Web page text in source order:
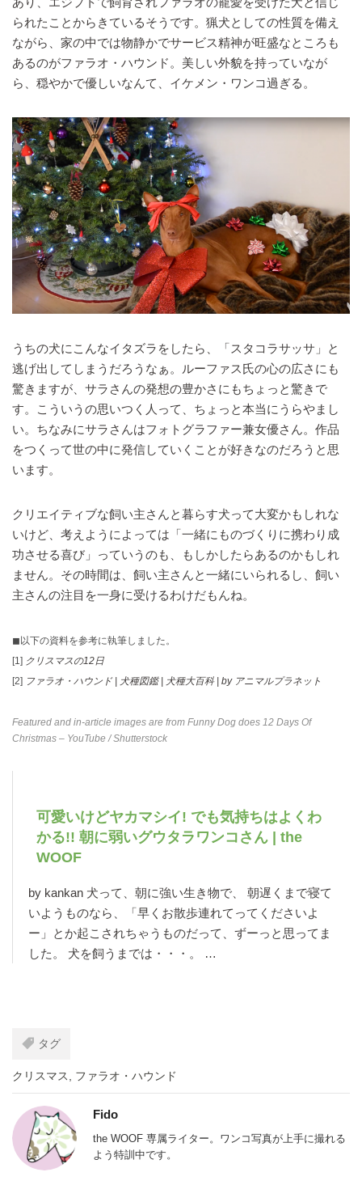
られたことからきているそうです。猟犬としての性質を備え
ながら、家の中では物静かでサービス精神が旺盛なところも
あるのがファラオ・ハウンド。美しい外貌を持っていなが
ら、穏やかで優しいなんて、イケメン・ワンコ過ぎる。
うちの犬にこんなイタズラをしたら、「スタコラサッサ」と
逃げ出してしまうだろうなぁ。ルーファス氏の心の広さにも
驚きますが、サラさんの発想の豊かさにもちょっと驚きで
す。こういうの思いつく人って、ちょっと本当にうらやまし
い。ちなみにサラさんはフォトグラファー兼女優さん。作品
をつくって世の中に発信していくことが好きなのだろうと思
います。
クリエイティブな飼い主さんと暮らす犬って大変かもしれな
いけど、考えようによっては「一緒にものづくりに携わり成
功させる喜び」っていうのも、もしかしたらあるのかもしれ
ません。その時間は、飼い主さんと一緒にいられるし、飼い
主さんの注目を一身に受けるわけだもんね。
◼︎以下の資料を参考に執筆しました。
[1] クリスマスの12日
[2] ファラオ・ハウンド | 犬種図鑑 | 犬種大百科 | by アニマルプラネット
Featured and in-article images are from Funny Dog does 12 Days Of
Christmas – YouTube/ Shutterstock
可愛いけどヤカマシイ! でも気持ちはよくわ
かる!! 朝に弱いグウタラワンコさん | the
WOOF
by kankan 犬って、朝に強い生き物で、 朝遅くまで寝て
いようものなら、「早くお散歩連れてってくださいよ
ー」とか起こされちゃうものだって、ずーっと思ってま
した。 犬を飼うまでは・・・。 …
タグ
クリスマス, ファラオ・ハウンド
Fido
the WOOF 専属ライター。ワンコ写真が上手に撮れる
よう特訓中です。